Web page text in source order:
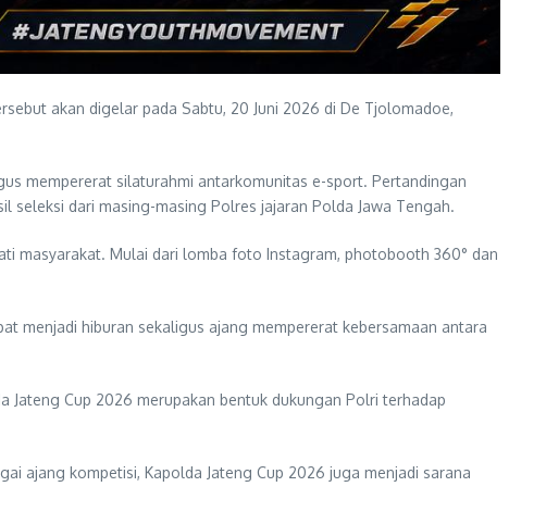
akan digelar pada Sabtu, 20 Juni 2026 di De Tjolomadoe,
mempererat silaturahmi antarkomunitas e-sport. Pertandingan
dari masing-masing Polres jajaran Polda Jawa Tengah.
masyarakat. Mulai dari lomba foto Instagram, photobooth 360° dan
menjadi hiburan sekaligus ajang mempererat kebersamaan antara
Jateng Cup 2026 merupakan bentuk dukungan Polri terhadap
ajang kompetisi, Kapolda Jateng Cup 2026 juga menjadi sarana